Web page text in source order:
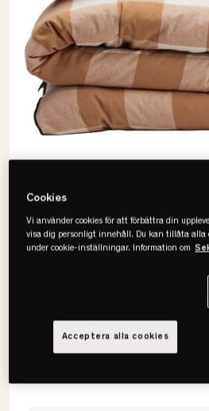
• Högkvalitativ flanell
• Mjuk & mysig känsla
Cookies
Vi använder cookies för att förbättra din
visa dig personligt innehåll. Du kan tillåta alla
under cookie-inställningar. Information om
Acceptera alla cookies